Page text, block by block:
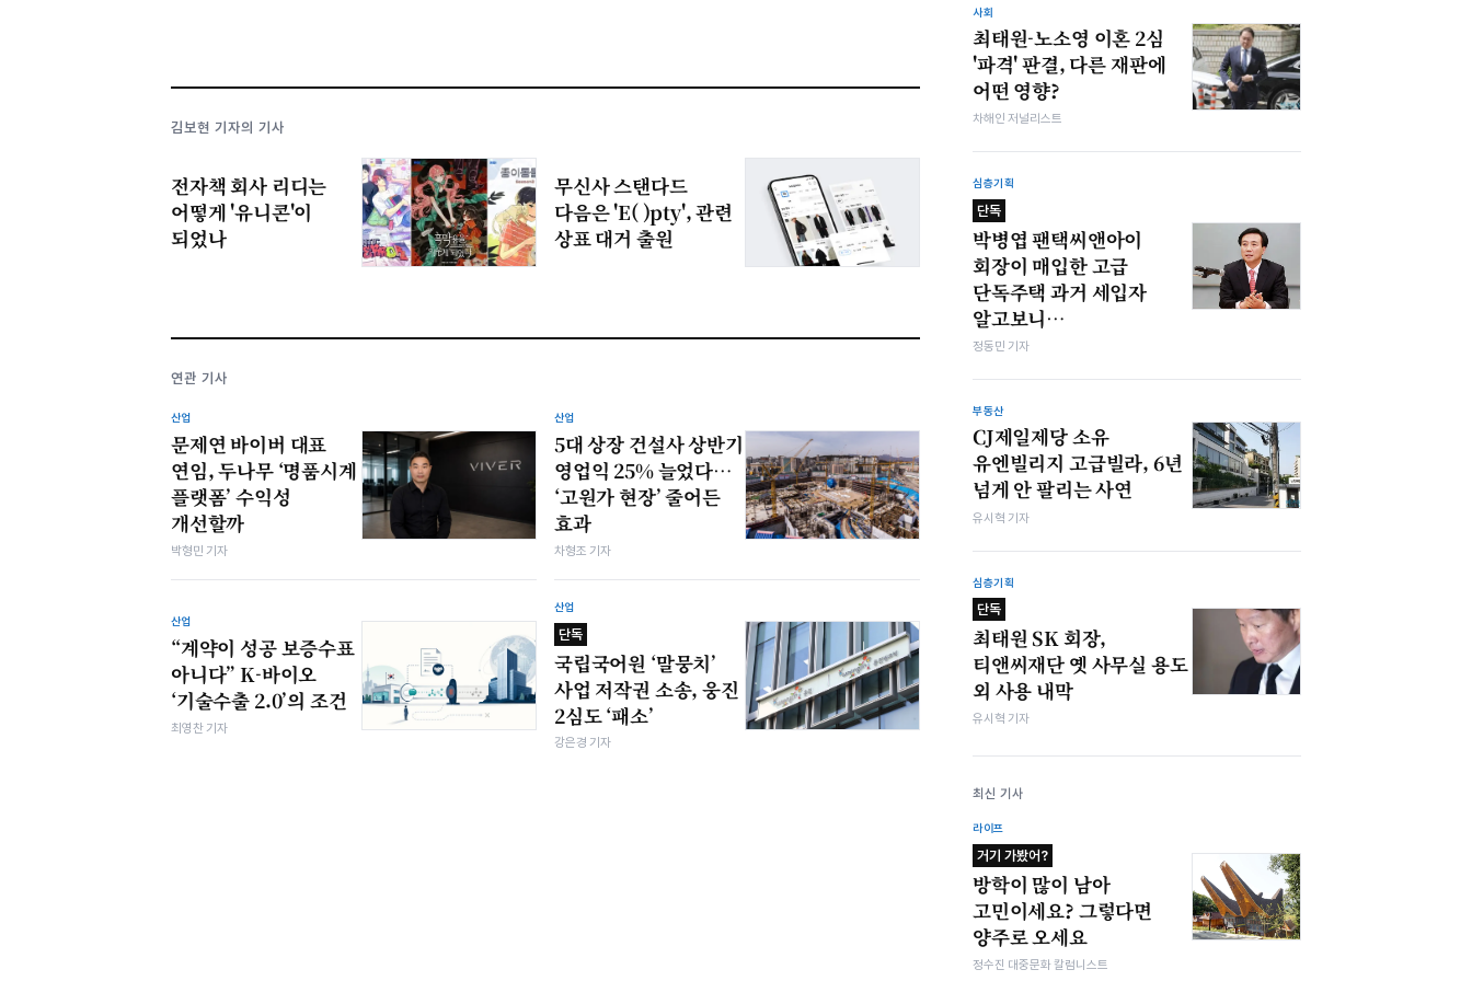
김보현 기자의 기사
전자책 회사 리디는
어떻게 '유니콘'이
되었나
무신사 스탠다드
다음은 'E( )pty', 관련
상표 대거 출원
연관 기사
산업
문제연 바이버 대표
연임, 두나무 ‘명품시계
플랫폼’ 수익성
개선할까
박형민 기자
산업
5대 상장 건설사 상반기
영업익 25% 늘었다…
‘고원가 현장’ 줄어든
효과
차형조 기자
산업
“계약이 성공 보증수표
아니다” K-바이오
‘기술수출 2.0’의 조건
최영찬 기자
산업
단독
국립국어원 ‘말뭉치’
사업 저작권 소송, 웅진
2심도 ‘패소’
강은경 기자
사회
최태원-노소영 이혼 2심
'파격' 판결, 다른 재판에
어떤 영향?
차해인 저널리스트
심층기획
단독
박병엽 팬택씨앤아이
회장이 매입한 고급
단독주택 과거 세입자
알고보니…
정동민 기자
부동산
CJ제일제당 소유
유엔빌리지 고급빌라, 6년
넘게 안 팔리는 사연
유시혁 기자
심층기획
단독
최태원 SK 회장,
티앤씨재단 옛 사무실 용도
외 사용 내막
유시혁 기자
최신 기사
라이프
거기 가봤어?
방학이 많이 남아
고민이세요? 그렇다면
양주로 오세요
정수진 대중문화 칼럼니스트